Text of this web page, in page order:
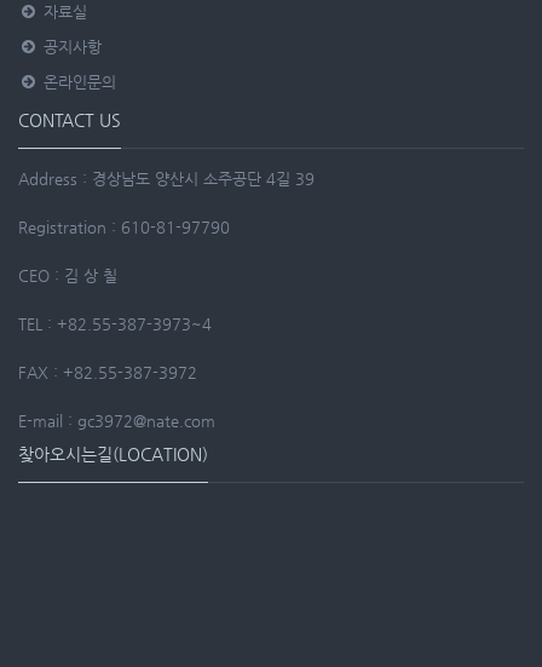
자료실
공지사항
온라인문의
CONTACT US
Address : 경상남도 양산시 소주공단 4길 39
Registration : 610-81-97790
CEO : 김 상 칠
TEL : +82.55-387-3973~4
FAX : +82.55-387-3972
E-mail : gc3972@nate.com
찾아오시는길(LOCATION)